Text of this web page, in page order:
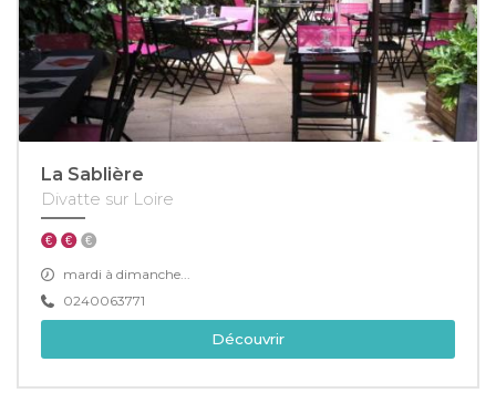
La Sablière
Divatte sur Loire
mardi à dimanche...
0240063771
Découvrir